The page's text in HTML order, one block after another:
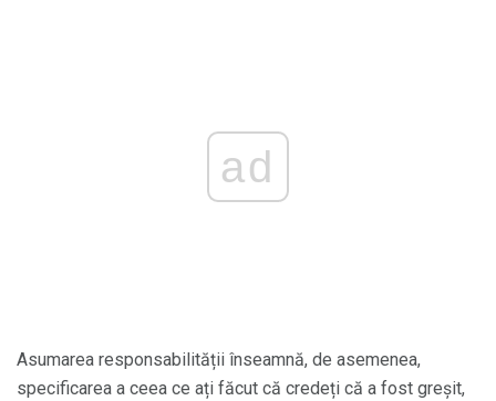
ad
Asumarea responsabilității înseamnă, de asemenea,
specificarea a ceea ce ați făcut că credeți că a fost greșit,